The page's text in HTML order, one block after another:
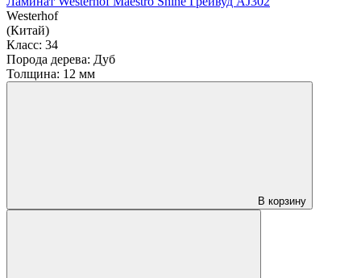
Westerhof
(Китай)
Класс: 34
Порода дерева: Дуб
Толщина: 12 мм
В корзину